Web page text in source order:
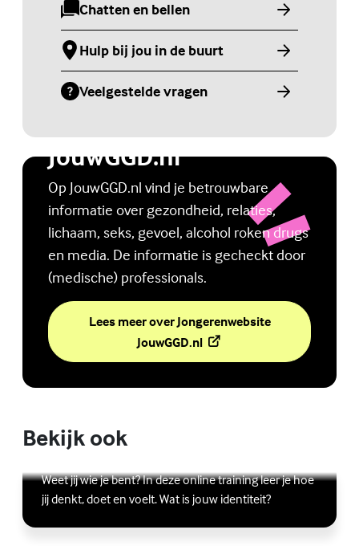
Chatten en bellen
(Externe link)
Hulp bij jou in de buurt
(Externe link)
Veelgestelde vragen
(Externe link)
Jongerenwebsite
JouwGGD.nl
Op JouwGGD.nl vind je betrouwbare
informatie over gezondheid, relaties,
lichaam, seks, gevoel, alcohol roken drugs
en media. De informatie is gecheckt door
(medische) professionals.
Lees meer over Jongerenwebsite
JouwGGD.nl(Externe link)
Bekijk ook
Online zelfhulptraining - Wie ben ik?
Weet jij wie je bent? In deze online training leer je hoe
jij denkt, doet en voelt. Wat is jouw identiteit?
Lees meer over Online zelfhulptraining - Wie ben ik?
(Externe link)
Ben jij digitaal in balans?